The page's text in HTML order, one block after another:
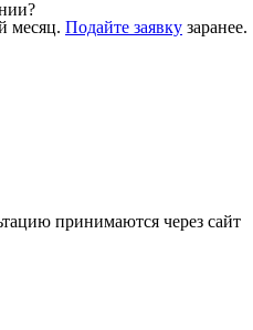
месяц. Подайте заявку заранее.
принимаются через сайт